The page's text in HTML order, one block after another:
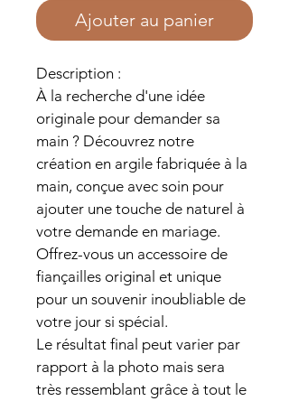
Ajouter au panier
Description :
À la recherche d'une idée
originale pour demander sa
main ? Découvrez notre
création en argile fabriquée à la
main, conçue avec soin pour
ajouter une touche de naturel à
votre demande en mariage.
Offrez-vous un accessoire de
fiançailles original et unique
pour un souvenir inoubliable de
votre jour si spécial.
Le résultat final peut varier par
rapport à la photo mais sera
très ressemblant grâce à tout le